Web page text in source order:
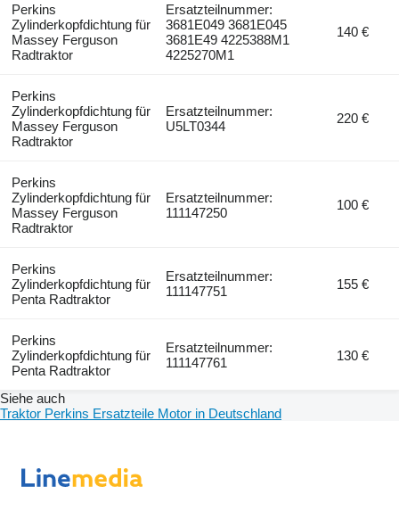
Perkins
Zylinderkopfdichtung für
Massey Ferguson
Radtraktor
Ersatzteilnummer:
3681E049 3681E045
3681E49 4225388M1
4225270M1
140 €
Perkins
Zylinderkopfdichtung für
Massey Ferguson
Radtraktor
Ersatzteilnummer:
U5LT0344
220 €
Perkins
Zylinderkopfdichtung für
Massey Ferguson
Radtraktor
Ersatzteilnummer:
111147250
100 €
Perkins
Zylinderkopfdichtung für
Penta Radtraktor
Ersatzteilnummer:
111147751
155 €
Perkins
Zylinderkopfdichtung für
Penta Radtraktor
Ersatzteilnummer:
111147761
130 €
Siehe auch
Traktor Perkins Ersatzteile Motor in Deutschland